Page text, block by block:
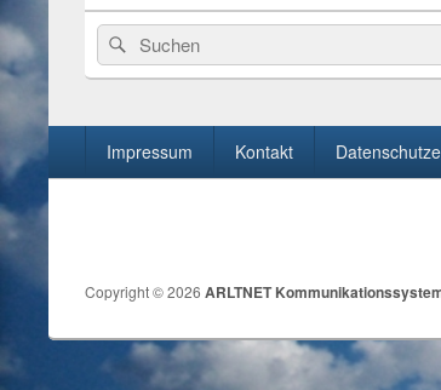
Search
for:
Search
Seitenfuß-
Impressum Kontakt
Copyright © 2026ARLTNET